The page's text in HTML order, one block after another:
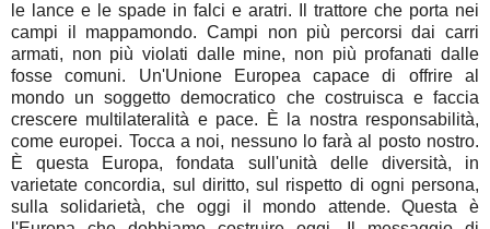
le lance e le spade in falci e aratri. Il trattore che porta nei
campi il mappamondo. Campi non più percorsi dai carri
armati, non più violati dalle mine, non più profanati dalle
fosse comuni. Un'Unione Europea capace di offrire al
mondo un soggetto democratico che costruisca e faccia
crescere multilateralità e pace. È la nostra responsabilità,
come europei. Tocca a noi, nessuno lo farà al posto nostro.
È questa Europa, fondata sull'unità delle diversità, in
varietate concordia, sul diritto, sul rispetto di ogni persona,
sulla solidarietà, che oggi il mondo attende. Questa è